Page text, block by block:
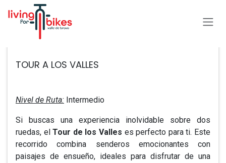
TOUR A LOS VALLES
Nivel de Ruta: Intermedio
Si buscas una experiencia inolvidable sobre dos
ruedas, elTour de los Valles es perfecto para ti. Este
recorrido combina senderos emocionantes con
paisajes de ensueño, ideales para disfrutar de una